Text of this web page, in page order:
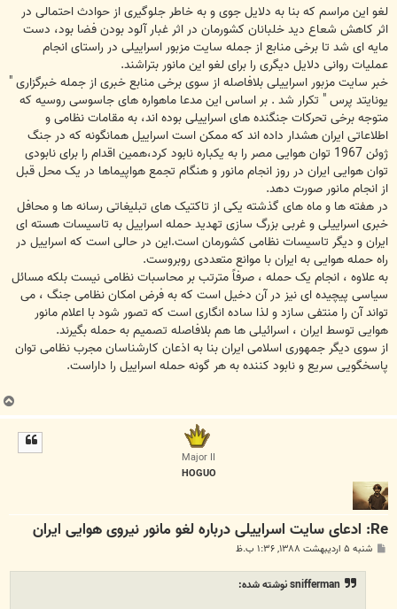
لغو این مراسم که بنا به دلایل جوی و به خاطر جلوگیری از حوادث احتمالی در
اثر کاهش شعاع دید خلبانان کشورمان در اثر غبار آلود بودن فضا بود، دست
مایه ای شد تا برخی منابع از جمله سایت مزبور اسراییلی در راستای انجام
عملیات روانی دلایل دیگری را برای لغو این مانور بتراشند.
خبر سایت مزبور اسراییلی بلافاصله از سوی برخی منابع خبری از جمله خبرگزاری "
یونایتد پرس " تکرار شد . بر اساس این مدعا ماهواره های جاسوسی روسیه که
متوجه برخی تحرکات جنگنده های اسراییلی بوده اند، به مقامات نظامی و
اطلاعاتی ایران هشدار داده اند که ممکن است اسراییل همانگونه که در جنگ
ژوئن 1967 توان هوایی مصر را به یکباره نابود کرد،همین اقدام را برای نابودی
توان هوایی ایران در روز انجام مانور و هنگام تجمع هواپیماها در یک محل قبل
از انجام مانور صورت دهد.
در هفته ها و ماه های گذشته یکی از تاکتیک های تبلیغاتی رسانه ها و محافل
خبری اسراییلی و غربی بزرگ سازی تهدید حمله اسراییل به تاسیسات هسته ای
ایران و دیگر تاسیسات نظامی کشورمان است.این در حالی است که اسراییل در
راه حمله هوایی به ایران با موانع متعددی روبروست.
به علاوه ، انجام یک حمله ، صرفاً مترتب بر محاسبات نظامی نیست بلکه مسائل
سیاسی پیچیده ای نیز در آن دخیل است که به فرض امکان نظامی جنگ ، می
تواند آن را منتفی سازد و لذا ساده انگاری است که تصور شود با اعلام مانور
هوایی توسط ایران ، اسرائیلی ها هم بلافاصله تصمیم به حمله بگیرند.
از سوی دیگر جمهوری اسلامی ایران بنا به اذعان کارشناسان مجرب نظامی توان
پاسخگویی سریع و نابود کننده به هر گونه حمله اسراییل را داراست.
Major II
HOGUO
Re: ادعای سایت اسراییلی درباره لغو مانور نیروی هوایی ایران
شنبه ۵ اردیبهشت ۱۳۸۸, ۱:۳۶ ب.ظ
snifferman نوشته شده: